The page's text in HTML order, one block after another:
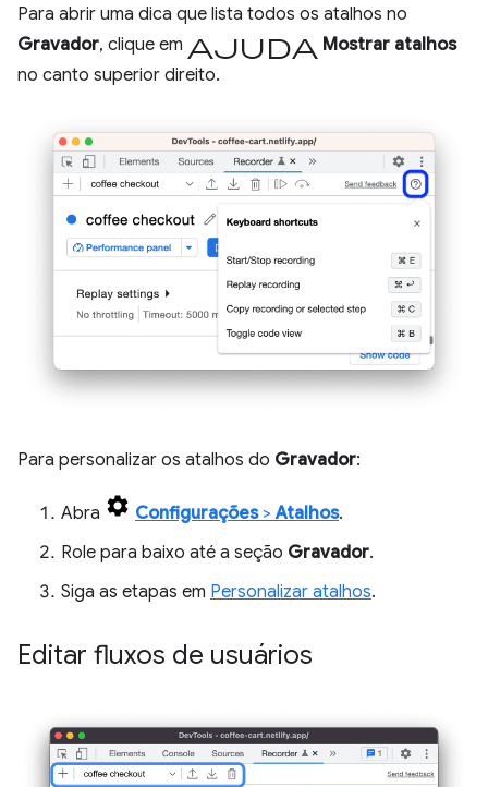
Para abrir uma dica que lista todos os atalhos no
Gravador, clique em ajuda Mostrar atalhos
no canto superior direito.
Para personalizar os atalhos do Gravador:
Abra Configurações>Atalhos.
Role para baixo até a seção Gravador.
Siga as etapas em Personalizar atalhos.
Editar fluxos de usuários